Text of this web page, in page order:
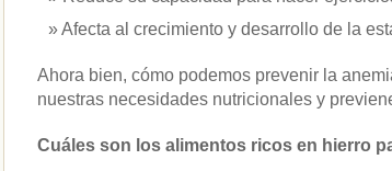
Afecta al crecimiento y desarrollo de la
Ahora bien, cómo podemos prevenir la
nuestras necesidades nutricionales y
Cuáles son los alimentos ricos en hierro